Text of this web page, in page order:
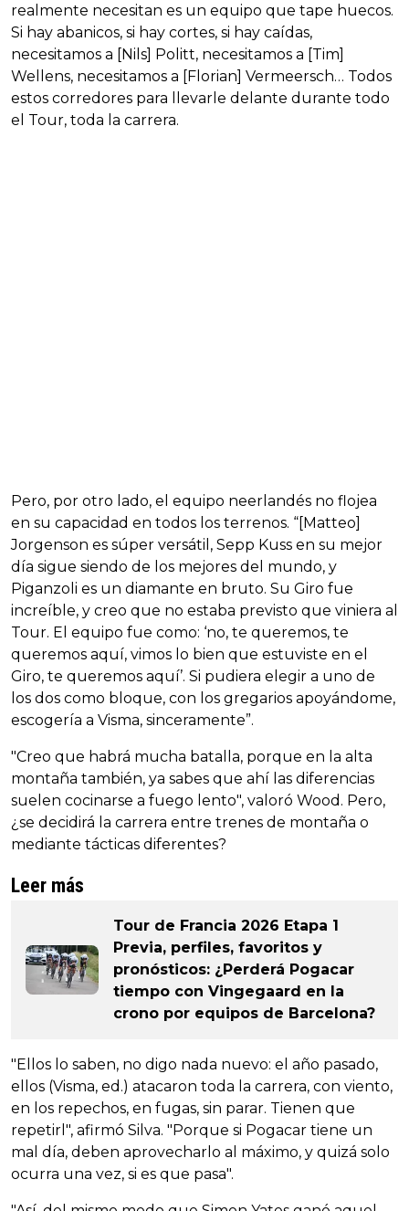
realmente necesitan es un equipo que tape huecos.
Si hay abanicos, si hay cortes, si hay caídas,
necesitamos a [Nils] Politt, necesitamos a [Tim]
Wellens, necesitamos a [Florian] Vermeersch… Todos
estos corredores para llevarle delante durante todo
el Tour, toda la carrera.
Pero, por otro lado, el equipo neerlandés no flojea
en su capacidad en todos los terrenos. “[Matteo]
Jorgenson es súper versátil, Sepp Kuss en su mejor
día sigue siendo de los mejores del mundo, y
Piganzoli es un diamante en bruto. Su Giro fue
increíble, y creo que no estaba previsto que viniera al
Tour. El equipo fue como: ‘no, te queremos, te
queremos aquí, vimos lo bien que estuviste en el
Giro, te queremos aquí’. Si pudiera elegir a uno de
los dos como bloque, con los gregarios apoyándome,
escogería a Visma, sinceramente”.
"Creo que habrá mucha batalla, porque en la alta
montaña también, ya sabes que ahí las diferencias
suelen cocinarse a fuego lento", valoró Wood. Pero,
¿se decidirá la carrera entre trenes de montaña o
mediante tácticas diferentes?
Leer más
Tour de Francia 2026 Etapa 1
Previa, perfiles, favoritos y
pronósticos: ¿Perderá Pogacar
tiempo con Vingegaard en la
crono por equipos de Barcelona?
"Ellos lo saben, no digo nada nuevo: el año pasado,
ellos (Visma, ed.) atacaron toda la carrera, con viento,
en los repechos, en fugas, sin parar. Tienen que
repetirl", afirmó Silva. "Porque si Pogacar tiene un
mal día, deben aprovecharlo al máximo, y quizá solo
ocurra una vez, si es que pasa".